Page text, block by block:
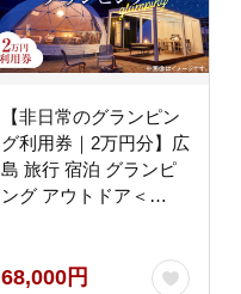
【非日常のグランピン
グ利用券｜2万円分】広
島 旅行 宿泊 グランピ
ング アウトドア＜
68,000円